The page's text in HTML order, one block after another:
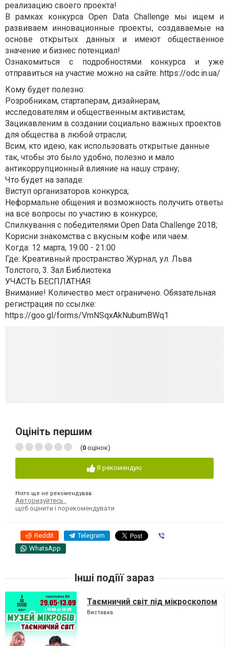
реализацию своего проекта!
В рамках конкурса Open Data Challenge мы ищем и
развиваем инновационные проекты, создаваемые на
основе открытых данных и имеют общественное
значение и бизнес потенциал!
Ознакомиться с подробностями конкурса и уже
отправиться на участие можно на сайте: https://odc.in.ua/
Кому будет полезно:
Розробникам, стартаперам, дизайнерам,
исследователям и общественным активистам;
Зацикавленим в создании социально важных проектов
для общества в любой отрасли;
Всим, кто идею, как использовать открытые данные
так, чтобы это было удобно, полезно и мало
антикоррупционный влияние на нашу страну;
Что будет на западе:
Виступ организаторов конкурса;
Неформальне общения и возможность получить ответы
на все вопросы по участию в конкурсе;
Спилкування с победителями Open Data Challenge 2018;
Корисни знакомства с вкусным кофе или чаем.
Когда: 12 марта, 19:00 - 21:00
Где: Креативный пространство Журнал, ул. Льва
Толстого, 3. Зал Библиотека
УЧАСТЬ БЕСПЛАТНАЯ
Внимание! Количество мест ограничено. Обязательная
регистрация по ссылке:
https://goo.gl/forms/VmNSqxAkNubumBWq1
Оцініть першим
(0 оцінок)
Я рекомендую
Ніхто ще не рекомендував
Авторизуйтесь
щоб оцінити і порекомендувати
Reddit Telegram
WhatsApp
Інші подіїї зараз
Таємничий світ під мікроскопом
Виставка